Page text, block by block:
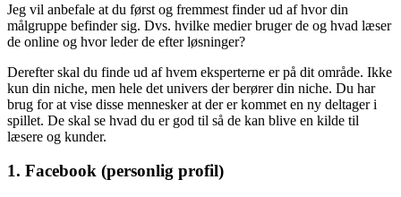
Jeg vil anbefale at du først og fremmest finder ud af hvor din
målgruppe befinder sig. Dvs. hvilke medier bruger de og hvad læser
de online og hvor leder de efter løsninger?
Derefter skal du finde ud af hvem eksperterne er på dit område. Ikke
kun din niche, men hele det univers der berører din niche. Du har
brug for at vise disse mennesker at der er kommet en ny deltager i
spillet. De skal se hvad du er god til så de kan blive en kilde til
læsere og kunder.
1. Facebook (personlig profil)